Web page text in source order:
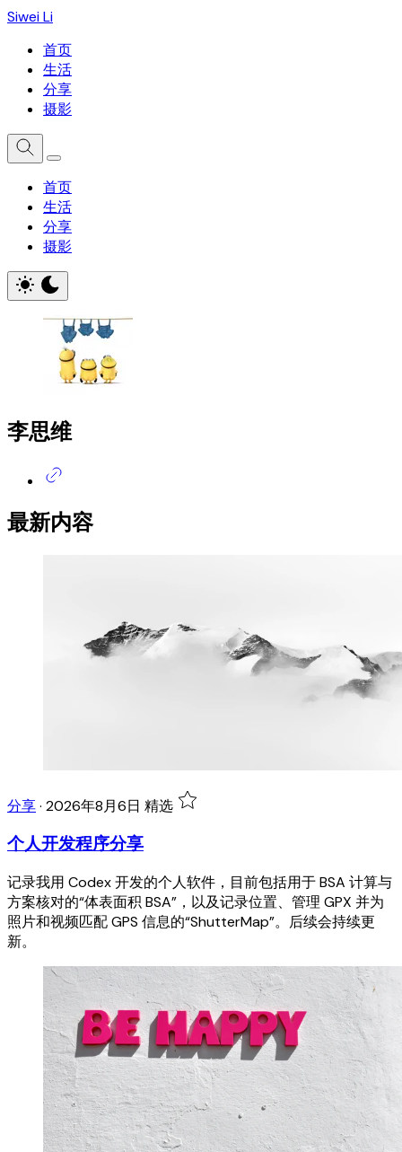
Siwei Li
首页
生活
分享
摄影
首页
生活
分享
摄影
李思维
最新内容
分享· 2026年8月6日 精选
个人开发程序分享
记录我用 Codex 开发的个人软件，目前包括用于 BSA 计算与
方案核对的“体表面积 BSA”，以及记录位置、管理 GPX 并为
照片和视频匹配 GPS 信息的“ShutterMap”。后续会持续更
新。